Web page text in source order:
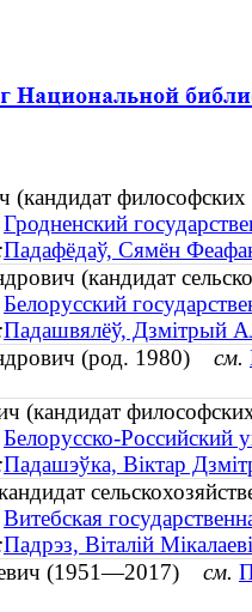
Гродненский
Падафёдаў, Сямён
(кандидат
Белорусский
Падашвялёў, Дзмітрый
(род. 1980) см.
Белорусско-Российский
Падашэўка, Віктар
Витебская
Падрэз, Віталій
(1951—2017) см.